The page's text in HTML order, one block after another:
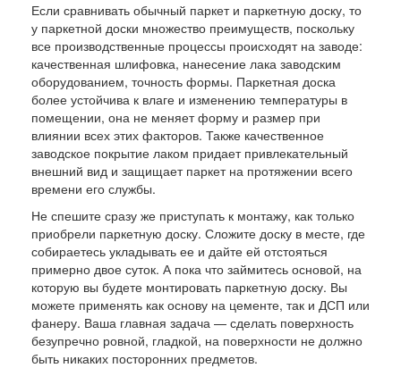
Если сравнивать обычный паркет и паркетную доску, то
у паркетной доски множество преимуществ, поскольку
все производственные процессы происходят на заводе:
качественная шлифовка, нанесение лака заводским
оборудованием, точность формы. Паркетная доска
более устойчива к влаге и изменению температуры в
помещении, она не меняет форму и размер при
влиянии всех этих факторов. Также качественное
заводское покрытие лаком придает привлекательный
внешний вид и защищает паркет на протяжении всего
времени его службы.
Не спешите сразу же приступать к монтажу, как только
приобрели паркетную доску. Сложите доску в месте, где
собираетесь укладывать ее и дайте ей отстояться
примерно двое суток. А пока что займитесь основой, на
которую вы будете монтировать паркетную доску. Вы
можете применять как основу на цементе, так и ДСП или
фанеру. Ваша главная задача — сделать поверхность
безупречно ровной, гладкой, на поверхности не должно
быть никаких посторонних предметов.